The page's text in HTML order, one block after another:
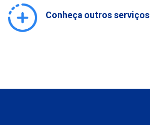
Conheça outros serviços